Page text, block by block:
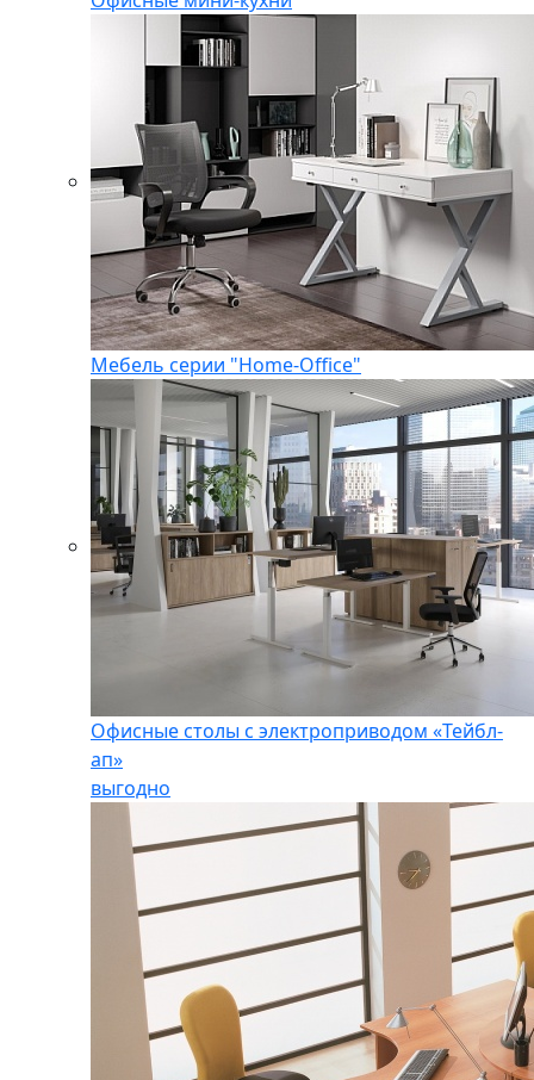
Мебель серии "Home-Office"
Офисные столы с электроприводом «Тейбл-
ап»
выгодно